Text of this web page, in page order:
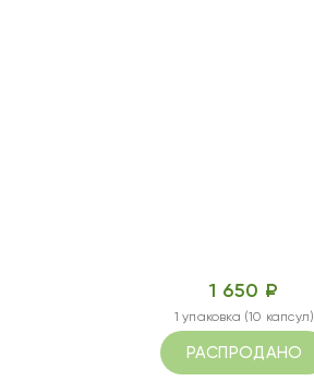
1 650 ₽
1 упаковка (10 капсул)
РАСПРОДАНО